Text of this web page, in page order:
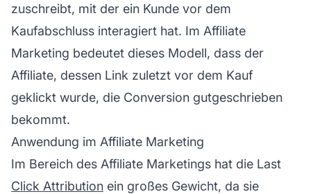
zuschreibt, mit der ein Kunde vor dem
Kaufabschluss interagiert hat. Im Affiliate
Marketing bedeutet dieses Modell, dass der
Affiliate, dessen Link zuletzt vor dem Kauf
geklickt wurde, die Conversion gutgeschrieben
bekommt.
Anwendung im Affiliate Marketing
Im Bereich des Affiliate Marketings hat die Last
Click Attribution ein großes Gewicht, da sie